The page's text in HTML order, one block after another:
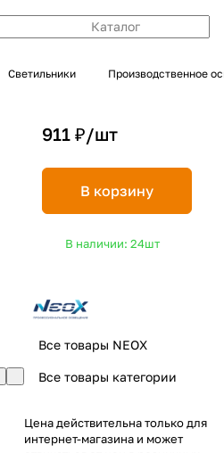
Каталог
Светильники Производственное
911 ₽/шт
В корзину
В наличии: 24шт
Все товары NEOX
Все товары категории
Цена действительна только для
интернет-магазина и может